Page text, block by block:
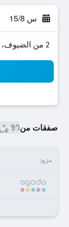
س 15/8
2 من الضيوف، غرفة واحدة
صفقات من80 ﷼
مزود